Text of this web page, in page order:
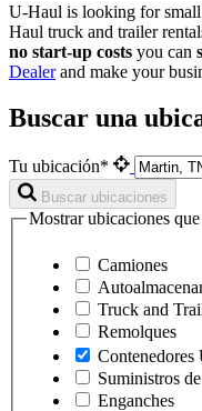
U-Haul is looking for small
Haul truck and trailer
no start-up costs you can
Dealerand make your
Buscar una
Tu ubicación*
Buscar ubicaciones
Mostrar ubicaciones
Camiones
Truck and
Remolques
Contenedores
Suministros
Enganches